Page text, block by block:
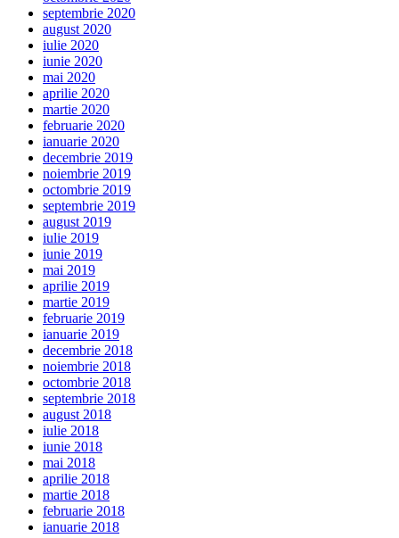
septembrie 2020
august 2020
iulie 2020
iunie 2020
mai 2020
aprilie 2020
martie 2020
februarie 2020
ianuarie 2020
decembrie 2019
noiembrie 2019
octombrie 2019
septembrie 2019
august 2019
iulie 2019
iunie 2019
mai 2019
aprilie 2019
martie 2019
februarie 2019
ianuarie 2019
decembrie 2018
noiembrie 2018
octombrie 2018
septembrie 2018
august 2018
iulie 2018
iunie 2018
mai 2018
aprilie 2018
martie 2018
februarie 2018
ianuarie 2018